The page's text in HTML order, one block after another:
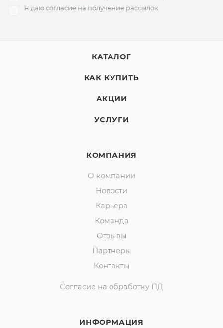
Я даю согласие на получение рассылок
КАТАЛОГ
КАК КУПИТЬ
АКЦИИ
УСЛУГИ
КОМПАНИЯ
О компании
Новости
Карьера
Команда
Отзывы
Партнеры
Контакты
Согласие на обработку ПД
ИНФОРМАЦИЯ